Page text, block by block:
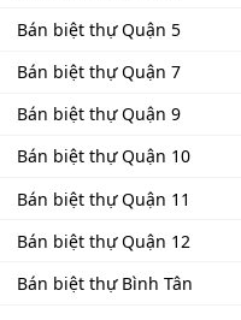
Bán biệt thự Quận 5
Bán biệt thự Quận 7
Bán biệt thự Quận 9
Bán biệt thự Quận 10
Bán biệt thự Quận 11
Bán biệt thự Quận 12
Bán biệt thự Bình Tân